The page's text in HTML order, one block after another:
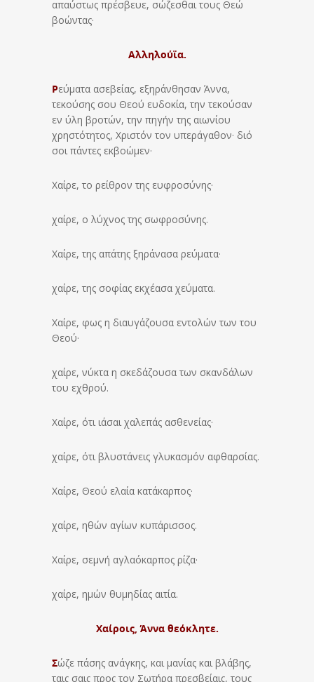
απαύστως πρέσβευε, σώζεσθαι τους Θεώ
βοώντας·
Αλληλούϊα.
Ρεύματα ασεβείας, εξηράνθησαν Άννα,
τεκούσης σου Θεού ευδοκία, την τεκούσαν
εν ύλη βροτών, την πηγήν της αιωνίου
χρηστότητος, Χριστόν τον υπεράγαθον· διό
σοι πάντες εκβοώμεν·
Χαίρε, το ρείθρον της ευφροσύνης·
χαίρε, ο λύχνος της σωφροσύνης.
Χαίρε, της απάτης ξηράνασα ρεύματα·
χαίρε, της σοφίας εκχέασα χεύματα.
Χαίρε, φως η διαυγάζουσα εντολών των του
Θεού·
χαίρε, νύκτα η σκεδάζουσα των σκανδάλων
του εχθρού.
Χαίρε, ότι ιάσαι χαλεπάς ασθενείας·
χαίρε, ότι βλυστάνεις γλυκασμόν αφθαρσίας.
Χαίρε, Θεού ελαία κατάκαρπος·
χαίρε, ηθών αγίων κυπάρισσος.
Χαίρε, σεμνή αγλαόκαρπος ρίζα·
χαίρε, ημών θυμηδίας αιτία.
Χαίροις, Άννα θεόκλητε.
Σώζε πάσης ανάγκης, και μανίας και βλάβης,
ταις σαις προς τον Σωτήρα πρεσβείαις, τους